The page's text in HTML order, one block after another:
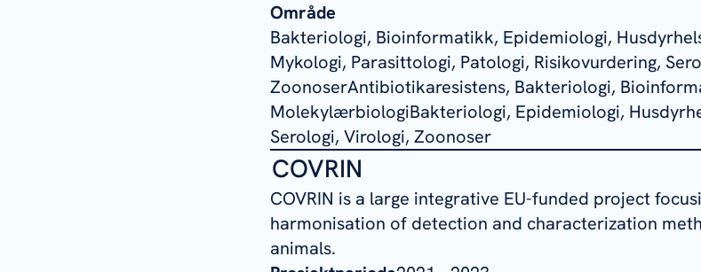
Område
Bakteriologi, Bioinformatikk, Epidemiologi,
Mykologi, Parasittologi, Patologi, Risikovurdering,
ZoonoserAntibiotikaresistens, Bakteriologi,
MolekylærbiologiBakteriologi, Epidemiologi,
Serologi, Virologi, Zoonoser
COVRIN
COVRIN is a large integrative EU-funded project
harmonisation of detection and characterization
animals.